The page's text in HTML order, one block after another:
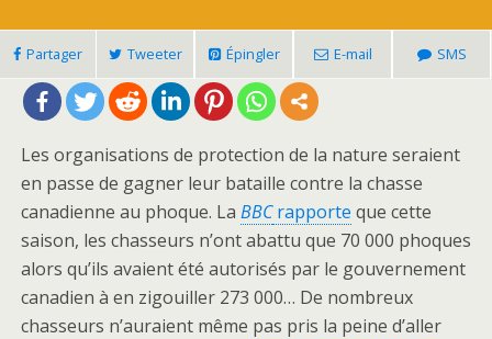
Partager Tweeter Épingler E-mail SMS
Les organisations de protection de la nature seraient
en passe de gagner leur bataille contre la chasse
canadienne au phoque. La BBCrapporte que cette
saison, les chasseurs n’ont abattu que 70 000 phoques
alors qu’ils avaient été autorisés par le gouvernement
canadien à en zigouiller 273 000… De nombreux
chasseurs n’auraient même pas pris la peine d’aller